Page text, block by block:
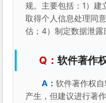
规。主要包括：1）建
取得个人信息处理同
估；4）制定数据泄露
软件著作
软件著作权
产生，但建议进行著